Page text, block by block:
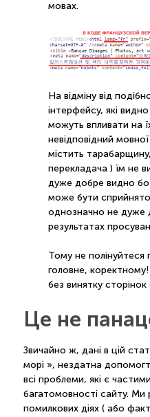
мовах.
На відміну від
інтерфейсу, які
можуть впливати на
невідповідний
містить
перекладача ) їм не
дуже добре видно
може бути
однозначно не дуже
результатах
Тому не
головне,
без винятку
Це не
Звичайно ж, дані в цій
морі », нездатна
всі проблеми, які є
багатомовності сайту. Ми
помилкових діях ( або